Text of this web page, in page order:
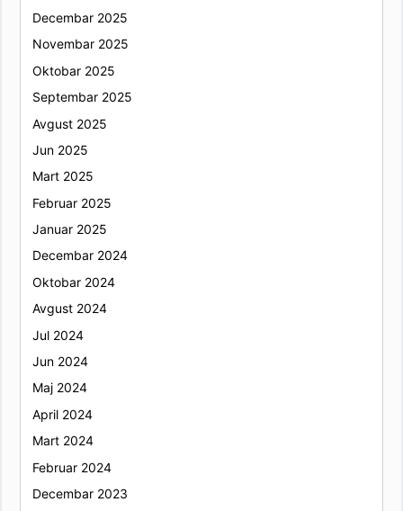
Decembar 2025
Novembar 2025
Oktobar 2025
Septembar 2025
Avgust 2025
Jun 2025
Mart 2025
Februar 2025
Januar 2025
Decembar 2024
Oktobar 2024
Avgust 2024
Jul 2024
Jun 2024
Maj 2024
April 2024
Mart 2024
Februar 2024
Decembar 2023